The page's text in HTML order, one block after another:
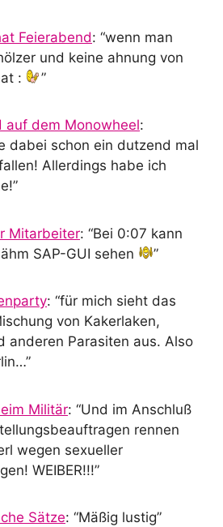
Feierabend: “wenn man
und keine ahnung von
:
”
auf dem Monowheel:
dabei schon ein dutzend mal
Allerdings habe ich
”
Mitarbeiter: “Bei 0:07 kann
SAP-GUI sehen
”
: “für mich sieht das
von Kakerlaken,
anderen Parasiten aus. Also
”
Militär: “Und im Anschluß
rennen
wegen sexueller
WEIBER!!!”
Sätze: “Mäßig lustig”